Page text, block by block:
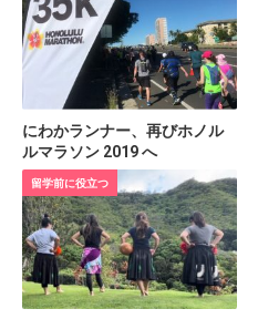
にわかランナー、再びホノル
ルマラソン 2019 へ
留学前に役立つ